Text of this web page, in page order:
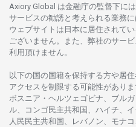
Axiory Global は金融庁の監督下に
サービスの勧誘と 考えられる業務に
ウェブサイトは 日本に 居住さ れて
ございません。
また、 弊社のサー
利用頂けません 。
以下の国の国籍を保持する方や居
アクセスを制限する可能性がありま
ボスニア ・ ヘルツェゴビナ、ブル
ル、
コンゴ民主共和国、ハイチ、
人民民主共和国、レバノン、モナ